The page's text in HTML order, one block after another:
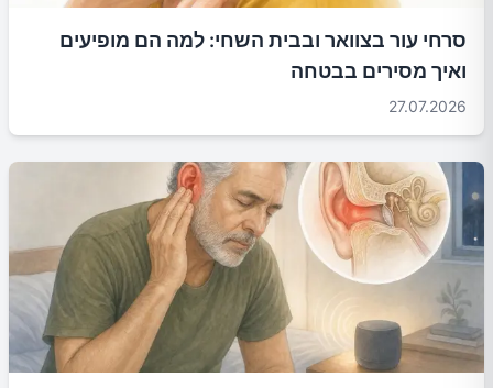
סרחי עור בצוואר ובבית השחי: למה הם מופיעים
ואיך מסירים בבטחה
27.07.2026